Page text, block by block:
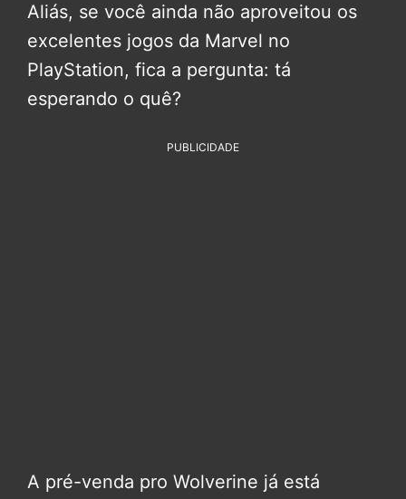
Aliás, se você ainda não aproveitou os
excelentes jogos da Marvel no
PlayStation, fica a pergunta: tá
esperando o quê?
PUBLICIDADE
A pré-venda pro Wolverine já está